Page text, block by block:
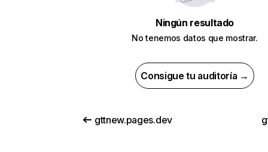
Ningún resultado
No tenemos datos que mostrar.
Consigue tu auditoría →
gttnew.pages.dev